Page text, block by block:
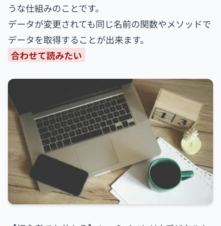
うな仕組みのことです。
データが変更されても同じ名前の関数やメソッドで
データを取得することが出来ます。
合わせて読みたい